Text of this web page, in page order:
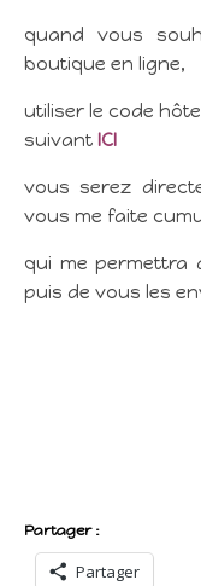
quand vous
boutique en ligne,
utiliser le code
suivant ICI
vous serez
vous me faite
qui me permettra
puis de vous les
Partager :
Partager